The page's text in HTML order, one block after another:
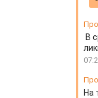
В
На